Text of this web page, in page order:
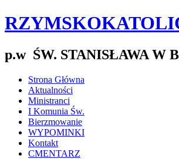
p.w ŚW. STANISŁAWA W
Strona Główna
Aktualności
Ministranci
I Komunia Św.
Bierzmowanie
WYPOMINKI
Kontakt
CMENTARZ